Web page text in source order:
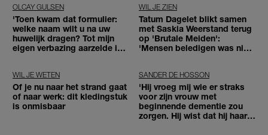
OLCAY GULSEN
'Toen kwam dat formulier:
welke naam wilt u na uw
huwelijk dragen? Tot mijn
eigen verbazing aarzelde ik
WIL JE ZIEN
Tatum Dagelet blikt samen
met Saskia Weerstand terug
op 'Brutale Meiden':
'Mensen beledigen was niet
WIL JE WETEN
Of je nu naar het strand gaat
of naar werk: dit kledingstuk
is onmisbaar
SANDER DE HOSSON
'Hij vroeg mij wie er straks
voor zijn vrouw met
beginnende dementie zou
zorgen. Hij wist dat hij haar